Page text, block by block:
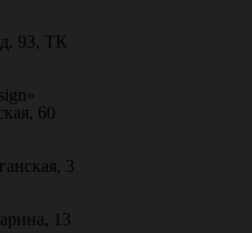
93, ТК
60
3
13